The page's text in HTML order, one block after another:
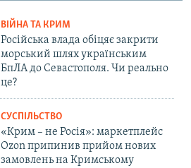
ВІЙНА ТА КРИМ
Російська влада обіцяє закрити
морський шлях українським
БпЛА до Севастополя. Чи реально
це?
СУСПІЛЬСТВО
«Крим – не Росія»: маркетплейс
Ozon припинив прийом нових
замовлень на Кримському